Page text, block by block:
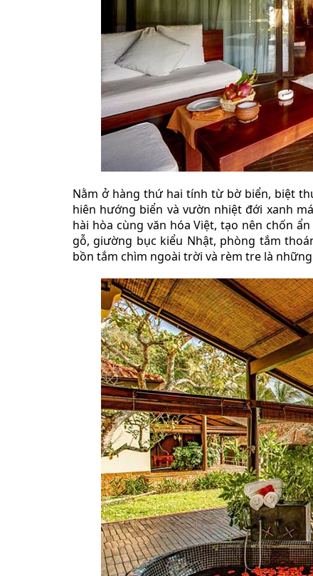
Nằm ở hàng thứ hai tính từ bờ biển, biệt
hiên hướng biển và vườn nhiệt đới xanh
hài hòa cùng văn hóa Việt, tạo nên chốn
gỗ, giường bục kiểu Nhật, phòng tắm
bồn tắm chìm ngoài trời và rèm tre là